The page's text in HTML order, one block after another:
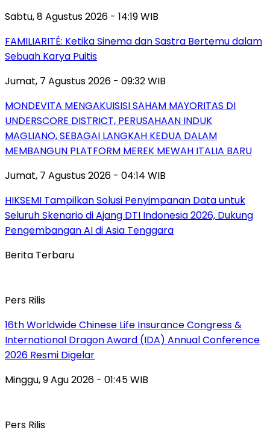
Sabtu, 8 Agustus 2026 - 14:19 WIB
FAMILIARITÉ: Ketika Sinema dan Sastra Bertemu dalam
Sebuah Karya Puitis
Jumat, 7 Agustus 2026 - 09:32 WIB
MONDEVITA MENGAKUISISI SAHAM MAYORITAS DI
UNDERSCORE DISTRICT, PERUSAHAAN INDUK
MAGLIANO, SEBAGAI LANGKAH KEDUA DALAM
MEMBANGUN PLATFORM MEREK MEWAH ITALIA BARU
Jumat, 7 Agustus 2026 - 04:14 WIB
HIKSEMI Tampilkan Solusi Penyimpanan Data untuk
Seluruh Skenario di Ajang DTI Indonesia 2026, Dukung
Pengembangan AI di Asia Tenggara
Berita Terbaru
Pers Rilis
16th Worldwide Chinese Life Insurance Congress &
International Dragon Award (IDA) Annual Conference
2026 Resmi Digelar
Minggu, 9 Agu 2026 - 01:45 WIB
Pers Rilis